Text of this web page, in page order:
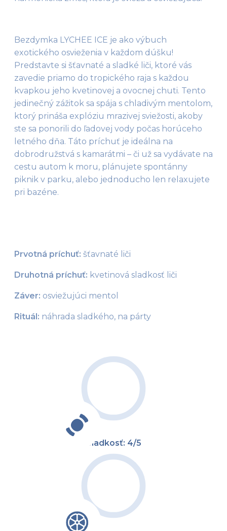
Bezdymka LYCHEE ICE je ako výbuch
exotického osvieženia v každom dúšku!
Predstavte si šťavnaté a sladké liči, ktoré vás
zavedie priamo do tropického raja s každou
kvapkou jeho kvetinovej a ovocnej chuti. Tento
jedinečný zážitok sa spája s chladivým mentolom,
ktorý prináša explóziu mrazivej sviežosti, akoby
ste sa ponorili do ľadovej vody počas horúceho
letného dňa. Táto príchuť je ideálna na
dobrodružstvá s kamarátmi – či už sa vydávate na
cestu autom k moru, plánujete spontánny
piknik v parku, alebo jednoducho len relaxujete
pri bazéne.
Prvotná príchuť: šťavnaté liči
Druhotná príchuť: kvetinová sladkosť liči
Záver: osviežujúci mentol
Rituál: náhrada sladkého, na párty
Sladkosť: 4/5